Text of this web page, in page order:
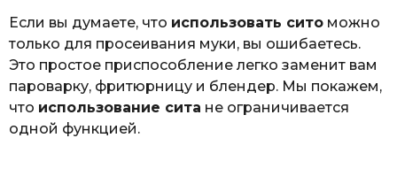
Если вы думаете, что использовать сито можно
только для просеивания муки, вы ошибаетесь.
Это простое приспособление легко заменит вам
пароварку, фритюрницу и блендер. Мы покажем,
что использование сита не ограничивается
одной функцией.